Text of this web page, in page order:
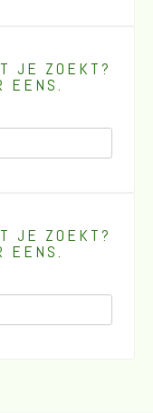
JE ZOEKT?
EENS.
JE ZOEKT?
EENS.